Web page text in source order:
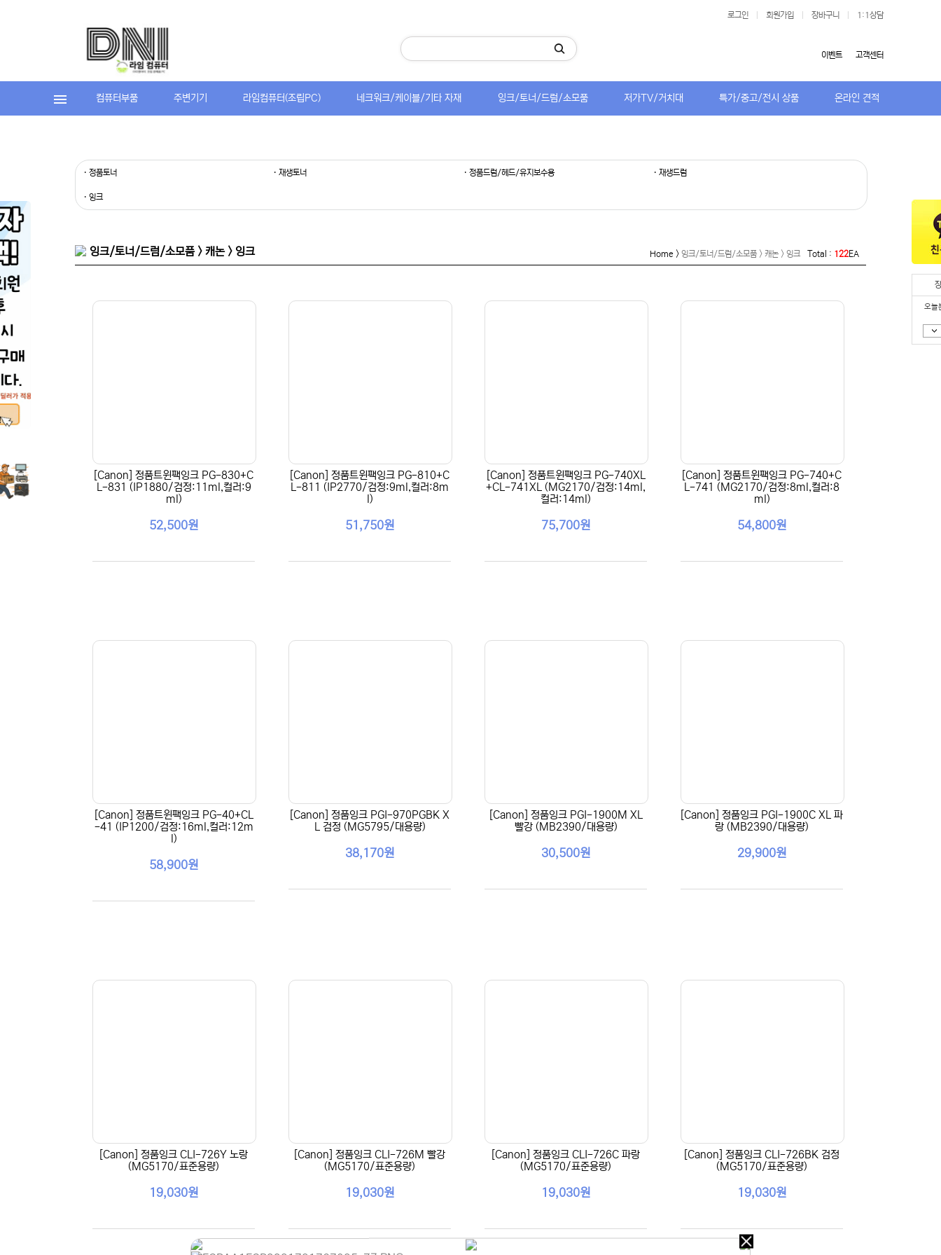
로그인 회원가입 장바구니 1:1상담
고객센터
이벤트
컴퓨터부품 주변기기 라임컴퓨터(조립PC) 네크워크/케이블/기타 자재 잉크/토너/드럼/소모품 저가TV/거치대 특가/중고/전시 상품 온라인 견적
오늘
· 정품토너 · 재생토너 · 정품드럼/헤드/유지보수용 · 재생드럼
· 잉크
잉크/토너/드럼/소모품 > 캐논 > 잉크 Home > 잉크/토너/드럼/소모품 > 캐논 > 잉크 Total : 122EA
[Canon] 정품트윈팩잉크 PG-830+C
L-831 (IP1880/검정:11ml,컬러:9
ml)
52,500원
[Canon] 정품트윈팩잉크 PG-810+C
L-811 (IP2770/검정:9ml,컬러:8m
l)
51,750원
[Canon] 정품트윈팩잉크 PG-740XL
+CL-741XL (MG2170/검정:14ml,
컬러:14ml)
75,700원
[Canon] 정품트윈팩잉크 PG-740+C
L-741 (MG2170/검정:8ml,컬러:8
ml)
54,800원
[Canon] 정품트윈팩잉크 PG-40+CL
-41 (IP1200/검정:16ml,컬러:12m
l)
58,900원
[Canon] 정품잉크 PGI-970PGBK X
L 검정 (MG5795/대용량)
38,170원
[Canon] 정품잉크 PGI-1900M XL
빨강 (MB2390/대용량)
30,500원
[Canon] 정품잉크 PGI-1900C XL 파
랑 (MB2390/대용량)
29,900원
[Canon] 정품잉크 CLI-726Y 노랑
(MG5170/표준용량)
19,030원
[Canon] 정품잉크 CLI-726M 빨강
(MG5170/표준용량)
19,030원
[Canon] 정품잉크 CLI-726C 파랑
(MG5170/표준용량)
19,030원
[Canon] 정품잉크 CLI-726BK 검정
(MG5170/표준용량)
19,030원
오늘